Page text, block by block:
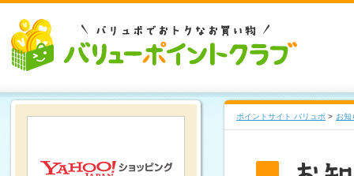
ポイントサイト バリュポ > お知